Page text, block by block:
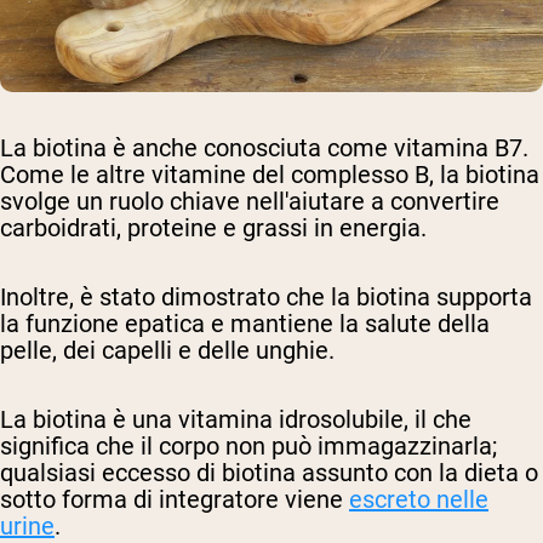
La biotina è anche conosciuta come vitamina B7.
Come le altre vitamine del complesso B, la biotina
svolge un ruolo chiave nell'aiutare a convertire
carboidrati, proteine e grassi in energia.
Inoltre, è stato dimostrato che la biotina supporta
la funzione epatica e mantiene la salute della
pelle, dei capelli e delle unghie.
La biotina è una vitamina idrosolubile, il che
significa che il corpo non può immagazzinarla;
qualsiasi eccesso di biotina assunto con la dieta o
sotto forma di integratore viene escreto nelle
urine.